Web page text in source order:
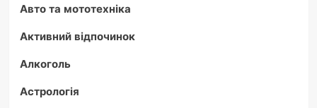
Авто та мототехніка
Активний відпочинок
Алкоголь
Астрологія